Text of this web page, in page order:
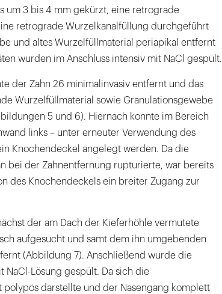
um 3 bis 4 mm gekürzt, eine retrograde
retrograde Wurzelkanalfüllung durchgeführt
und altes Wurzelfüllmaterial periapikal entfernt
wurden im Anschluss intensiv mit NaCl gespült.
der Zahn 26 minimalinvasiv entfernt und das
Wurzelfüllmaterial sowie Granulationsgewebe
5 und 6). Hiernach konnte im Bereich
links – unter erneuter Verwendung des
Knochendeckel angelegt werden. Da die
bei der Zahnentfernung rupturierte, war bereits
des Knochendeckels ein breiter Zugang zur
der am Dach der Kieferhöhle vermutete
aufgesucht und samt dem ihn umgebenden
(Abbildung 7). Anschließend wurde die
NaCl-Lösung gespült. Da sich die
polypös darstellte und der Nasengang komplett